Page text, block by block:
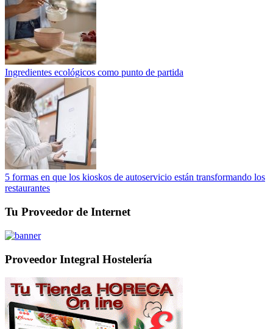
Ingredientes ecológicos como punto de partida
5 formas en que los kioskos de autoservicio están transformando los
restaurantes
Tu Proveedor de Internet
Proveedor Integral Hostelería